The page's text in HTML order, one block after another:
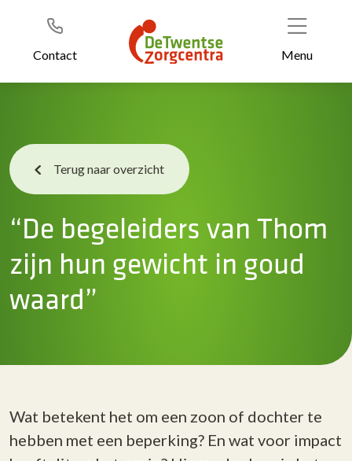
Header
Contact Menu
Terug naar overzicht
“De begeleiders van Thom
zijn hun gewicht in goud
waard”
Wat betekent het om een zoon of dochter te
hebben met een beperking? En wat voor impact